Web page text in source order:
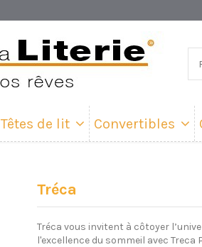
Têtes de lit Convertibles
Tréca
Tréca vous invitent à côtoyer
l'excellence du sommeil avec